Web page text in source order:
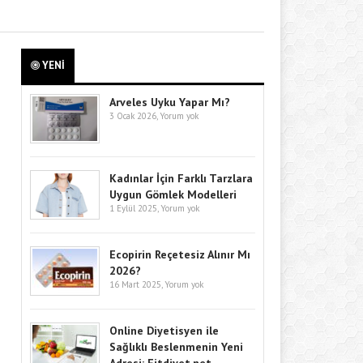
YENİ
Arveles Uyku Yapar Mı?
3 Ocak 2026, Yorum yok
Kadınlar İçin Farklı Tarzlara
Uygun Gömlek Modelleri
1 Eylül 2025, Yorum yok
Ecopirin Reçetesiz Alınır Mı
2026?
16 Mart 2025, Yorum yok
Online Diyetisyen ile
Sağlıklı Beslenmenin Yeni